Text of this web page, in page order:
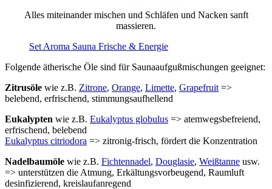
Alles miteinander mischen und Schläfen und Nacken sanft
massieren.
Set Aroma Sauna Frische & Energie
Folgende ätherische Öle sind für Saunaaufgußmischungen geeignet:
Zitrusöle wie z.B. Zitrone, Orange, Limette, Grapefruit =>
belebend, erfrischend, stimmungsaufhellend
Eukalypten wie z.B. Eukalyptus globulus => atemwegsbefreiend,
erfrischend, belebend
Eukalyptus citriodora => zitronig-frisch, fördert die Konzentration
Nadelbaumöle wie z.B. Fichtennadel, Douglasie, Weißtanne usw.
=> unterstützen die Atmung, Erkältungsvorbeugend, Raumluft
desinfizierend, kreislaufanregend